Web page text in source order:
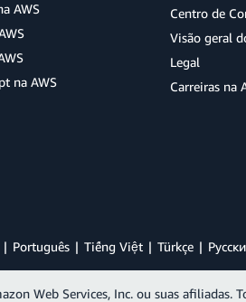
AWS
na AWS
Centro de
Visão geral
Legal
Carreiras na
Português Tiếng Việt Türkçe
Web Services, Inc. ou suas afiliadas.